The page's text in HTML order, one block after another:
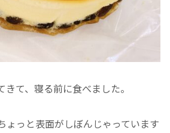
て、寝る前に食べました。
ょっと表面がしぼんじゃっています